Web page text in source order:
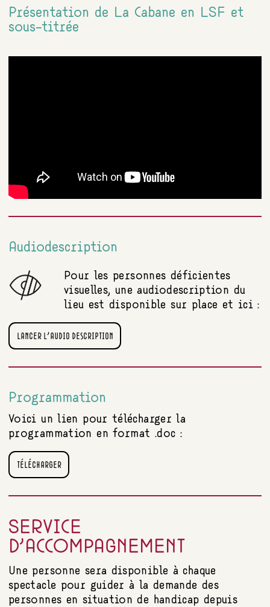
Présentation de La Cabane en LSF et
sous-titrée
Audiodescription
Pour les personnes déficientes
visuelles, une audiodescription du
lieu est disponible sur place et ici :
LANCER L'AUDIO DESCRIPTION
Programmation
Voici un lien pour télécharger la
programmation en format .doc :
TÉLÉCHARGER
SERVICE
D’ACCOMPAGNEMENT
Une personne sera disponible à chaque
spectacle pour guider à la demande des
personnes en situation de handicap depuis